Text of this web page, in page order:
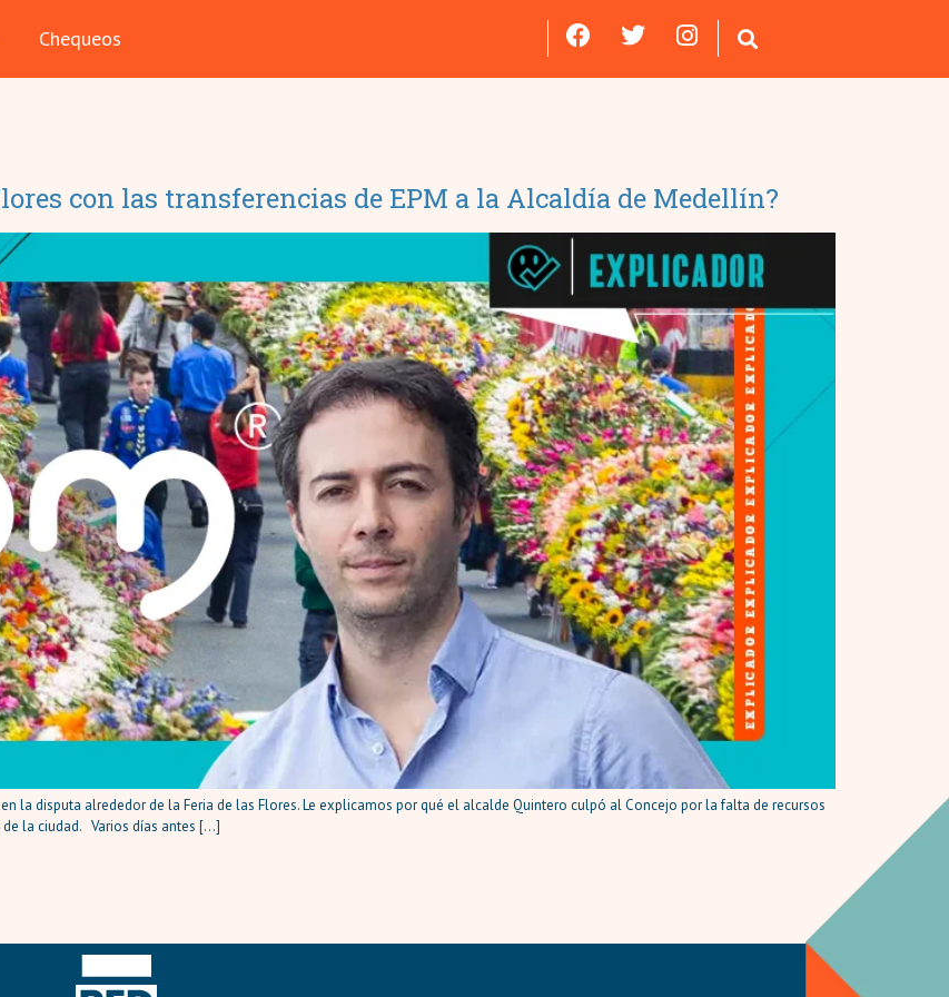
Chequeos
con las transferencias de EPM a la Alcaldía de Medellín?
la disputa alrededor de la Feria de las Flores. Le explicamos por qué el alcalde Quintero culpó al Concejo por la falta de recursos
la ciudad. Varios días antes […]